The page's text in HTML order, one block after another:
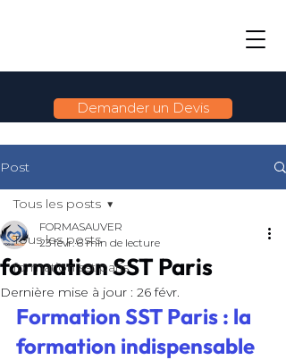
Demander un Devis
Post
Tous les posts
formation sst paris
Tous les posts
formation SST Paris
FORMASAUVER
23 févr. 6 min de lecture
Dernière mise à jour : 26 févr.
Formation SST Paris : la
formation indispensable